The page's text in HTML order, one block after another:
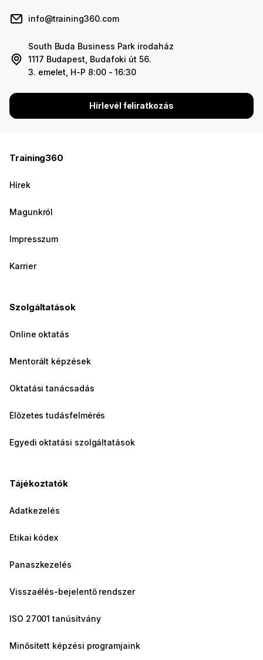
info@training360.com
South Buda Business Park irodaház
1117 Budapest, Budafoki út 56.
3. emelet, H-P 8:00 - 16:30
Hírlevél feliratkozás
Training360
Hírek
Magunkról
Impresszum
Karrier
Szolgáltatások
Online oktatás
Mentorált képzések
Oktatási tanácsadás
Előzetes tudásfelmérés
Egyedi oktatási szolgáltatások
Tájékoztatók
Adatkezelés
Etikai kódex
Panaszkezelés
Visszaélés-bejelentő rendszer
ISO 27001 tanúsítvány
Minősített képzési programjaink